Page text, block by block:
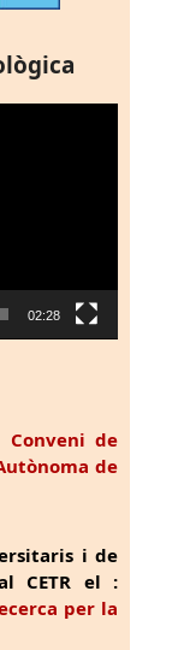
02:28
Conveni de
de
i de
CETR el :
per la